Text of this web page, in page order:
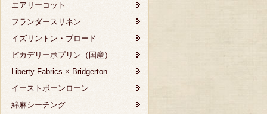
エアリーコット
フランダースリネン
イズリントン・ブロード
ピカデリーポプリン（国産）
Liberty Fabrics × Bridgerton
イーストボーンローン
綿麻シーチング